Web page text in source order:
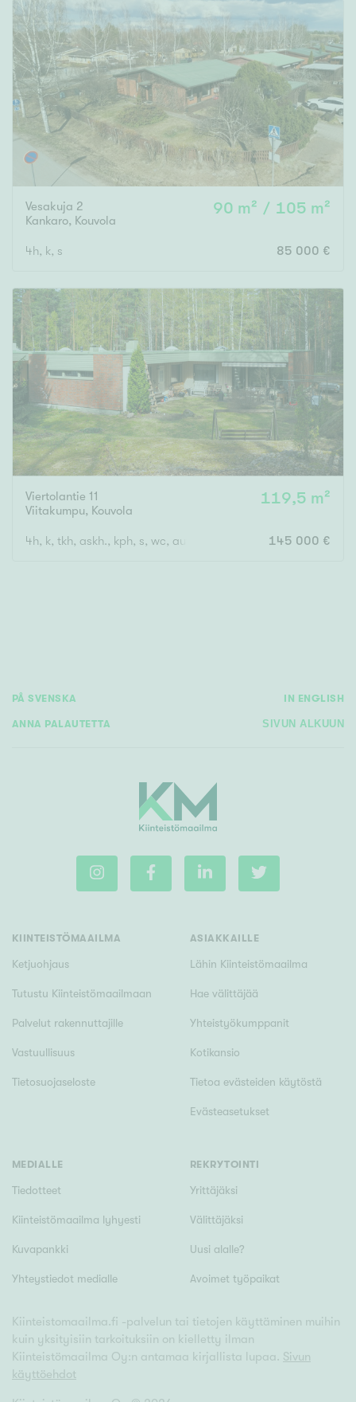
Vesakuja 2
Kankaro, Kouvola
90 m² / 105 m²
4h, k, s 85 000 €
Viertolantie 11
Viitakumpu, Kouvola
119,5 m²
4h, k, tkh, askh., kph, s, wc, autotalli ja -katos 145 000 €
PÅ SVENSKA IN ENGLISH
ANNA PALAUTETTA SIVUN ALKUUN
KIINTEISTÖMAAILMA
Ketjuohjaus
Tutustu Kiinteistömaailmaan
Palvelut rakennuttajille
Vastuullisuus
Tietosuojaseloste
ASIAKKAILLE
Lähin Kiinteistömaailma
Hae välittäjää
Yhteistyökumppanit
Kotikansio
Tietoa evästeiden käytöstä
Evästeasetukset
MEDIALLE
Tiedotteet
Kiinteistömaailma lyhyesti
Kuvapankki
Yhteystiedot medialle
REKRYTOINTI
Yrittäjäksi
Välittäjäksi
Uusi alalle?
Avoimet työpaikat
Kiinteistomaailma.fi -palvelun tai tietojen käyttäminen muihin
kuin yksityisiin tarkoituksiin on kielletty ilman
Kiinteistömaailma Oy:n antamaa kirjallista lupaa. Sivun
käyttöehdot